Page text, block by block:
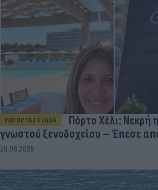
ΡΕΠΟΡΤΑΖ FLASH
Πόρτο Χέλι: Νεκρή
γνωστού ξενοδοχείου – Έπεσε
10.08.2026